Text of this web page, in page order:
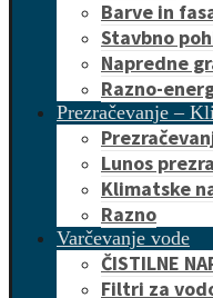
Barve in
Stavbno
Napredne
Razno-
Prezračevanje –
Lunos
Klimatske
Razno
Varčevanje vode
ČISTILNE
Filtri za